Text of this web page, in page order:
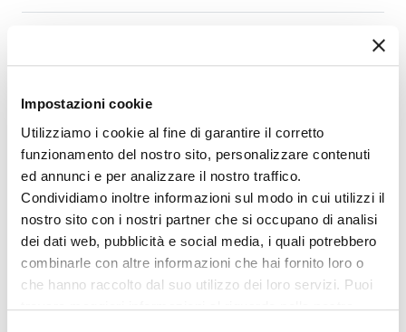
Impostazioni cookie
Utilizziamo i cookie al fine di garantire il corretto
funzionamento del nostro sito, personalizzare contenuti
ed annunci e per analizzare il nostro traffico.
Condividiamo inoltre informazioni sul modo in cui utilizzi il
nostro sito con i nostri partner che si occupano di analisi
dei dati web, pubblicità e social media, i quali potrebbero
combinarle con altre informazioni che hai fornito loro o
che hanno raccolto dal suo utilizzo dei loro servizi. Puoi
trovare maggiori informazioni al riguardo nella nostra
I fissaggi strutturali sviluppati attraverso il software di
calcolo C-fix
Comportamento al sisma degli elementi non strutturali
e impiantistici secondo NTC 2018
Costruzione e adeguamento di edifici con criteri